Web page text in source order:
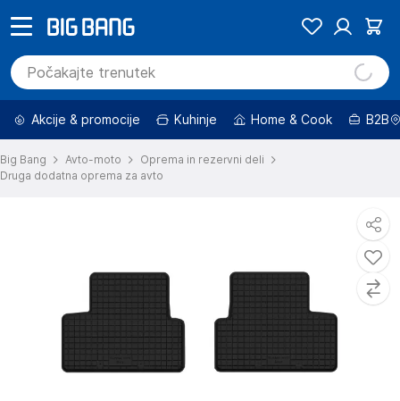
Akcije & promocije Kuhinje Home & Cook B2B
Big Bang Avto-moto
Oprema in rezervni deli
Druga dodatna oprema za avto